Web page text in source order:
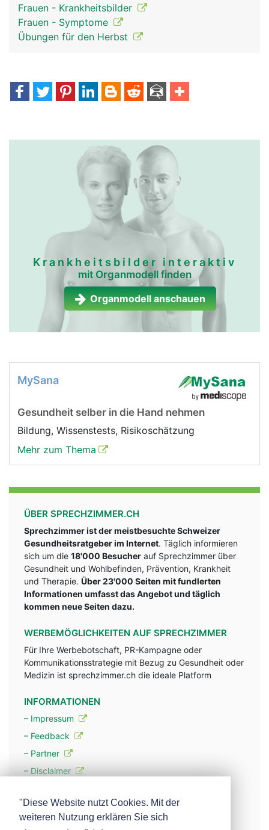
Frauen - Krankheitsbilder
Frauen - Symptome
Übungen für den Herbst
Krankheitsbilder interaktiv
mit Organmodell finden
Organmodell anschauen
MySana
Gesundheit selber in die Hand nehmen
Bildung, Wissenstests, Risikoschätzung
Mehr zum Thema
ÜBER SPRECHZIMMER.CH
Sprechzimmer ist der meistbesuchte Schweizer
Gesundheitsratgeber im Internet. Täglich informieren
sich um die 18'000 Besucher auf Sprechzimmer über
Gesundheit und Wohlbefinden, Prävention, Krankheit
und Therapie. Über 23'000 Seiten mit fundlerten
Informationen umfasst das Angebot und täglich
kommen neue Seiten dazu.
WERBEMÖGLICHKEITEN AUF SPRECHZIMMER
Für Ihre Werbebotschaft, PR-Kampagne oder
Kommunikationsstrategie mit Bezug zu Gesundheit oder
Medizin ist sprechzimmer.ch die ideale Platform
INFORMATIONEN
– Impressum
– Feedback
– Partner
– Disclaimer
– Werbung
"Diese Website nutzt Cookies. Mit der
weiteren Nutzung erklären Sie sich